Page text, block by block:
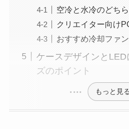
空冷と水冷のどち
クリエイター向け
おすすめ冷却ファ
ケースデザインと
ズのポイント
もっと見る